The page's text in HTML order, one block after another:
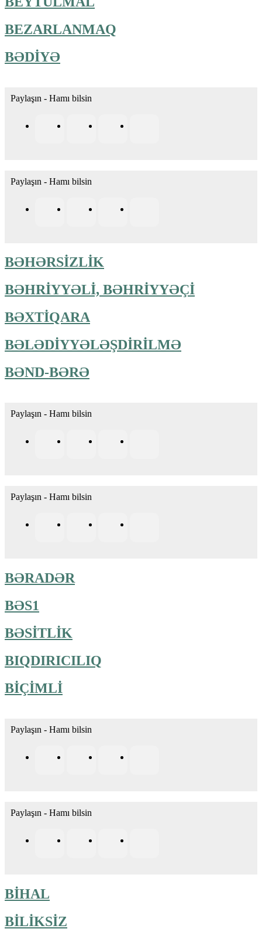
BEZARLANMAQ
BƏDİYƏ
Paylaşın - Hamı bilsin
Paylaşın - Hamı bilsin
BƏHƏRSİZLİK
BƏHRİYYƏLİ, BƏHRİYYƏÇİ
BƏXTİQARA
BƏLƏDİYYƏLƏŞDİRİLMƏ
BƏND-BƏRƏ
Paylaşın - Hamı bilsin
Paylaşın - Hamı bilsin
BƏRADƏR
BƏS1
BƏSİTLİK
BIQDIRICILIQ
BİÇİMLİ
Paylaşın - Hamı bilsin
Paylaşın - Hamı bilsin
BİHAL
BİLİKSİZ